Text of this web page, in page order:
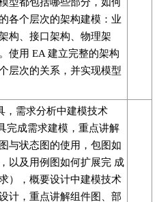
各个层次的架构建模：业
构、接口架构、物理架
使用 EA 建立完整的架构
层次的关系，并实现模型
，需求分析中建模技术
完成需求建模，重点讲解
与状态图的使用，包图如
以及用例图如何扩展完 成
），概要设计中建模技术
计，重点讲解组件图、部